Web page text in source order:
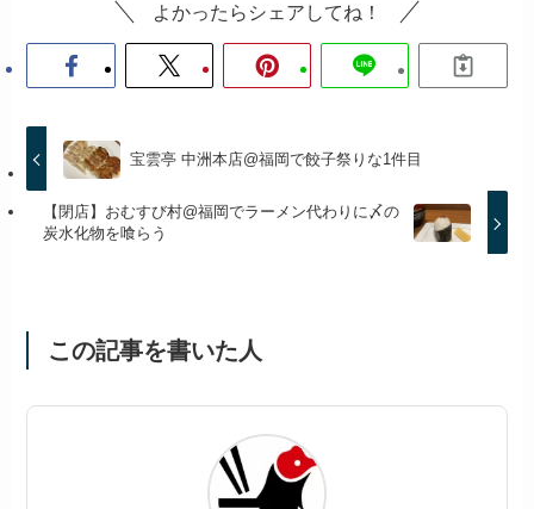
よかったらシェアしてね！
宝雲亭 中洲本店@福岡で餃子祭りな1件目
【閉店】おむすび村@福岡でラーメン代わりに〆の
炭水化物を喰らう
この記事を書いた人